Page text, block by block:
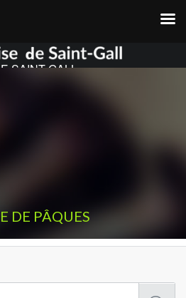
SAINT GALL
DE PÂQUES